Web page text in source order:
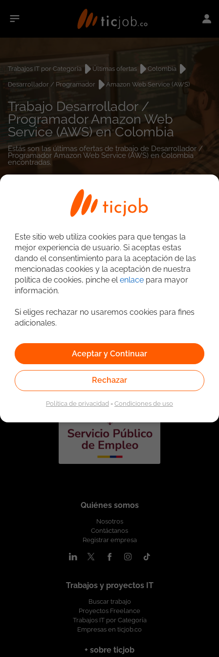
Trabajos IT por Categoría Últimas ofertas
Colombia
Desarrollador / Programador
Amazon Web Service (AWS)
Trabajo Desarrollador /
Programador Amazon Web
Service (AWS) en Colombia
Estás son las últimas ofertas de trabajo de Desarrollador /
Programador Amazon Web Service (AWS) en Colombia
encontradas.
empleos encontrados
Búsqueda avanzada
Vinculado a la red de prestadores del Servicio Público de
Empleo. Autorizado por la Unidad Administrativa Especial
del Servicio Público de Empleo según Resolución No.
0026 del 17 de Enero de 2023,
Quiénes somos
Nosotros
Contáctanos
Registrar empresa
Trabajos y proyectos IT
Buscar trabajo
Proyectos Freelance
Trabajos IT por Categoría
Empresas en ticjob.co
+ sobre ticjob
Este sitio web utiliza cookies para que tengas la
mejor experiencia de usuario. Si aceptas estas
dando el consentimiento para la aceptación de las
mencionadas cookies y la aceptación de nuestra
política de cookies, pinche elenlace para mayor
información.
Si eliges rechazar no usaremos cookies para fines
adicionales.
Aceptar y Continuar
Rechazar
Política de privacidad-Condiciones de uso